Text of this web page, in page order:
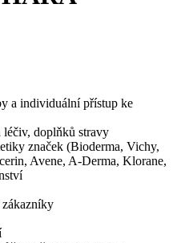
a individuální přístup ke
doplňků stravy
značek (Bioderma, Vichy,
Avene, A-Derma, Klorane,